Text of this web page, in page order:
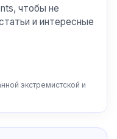
чтобы не
и интересные
экстремистской и